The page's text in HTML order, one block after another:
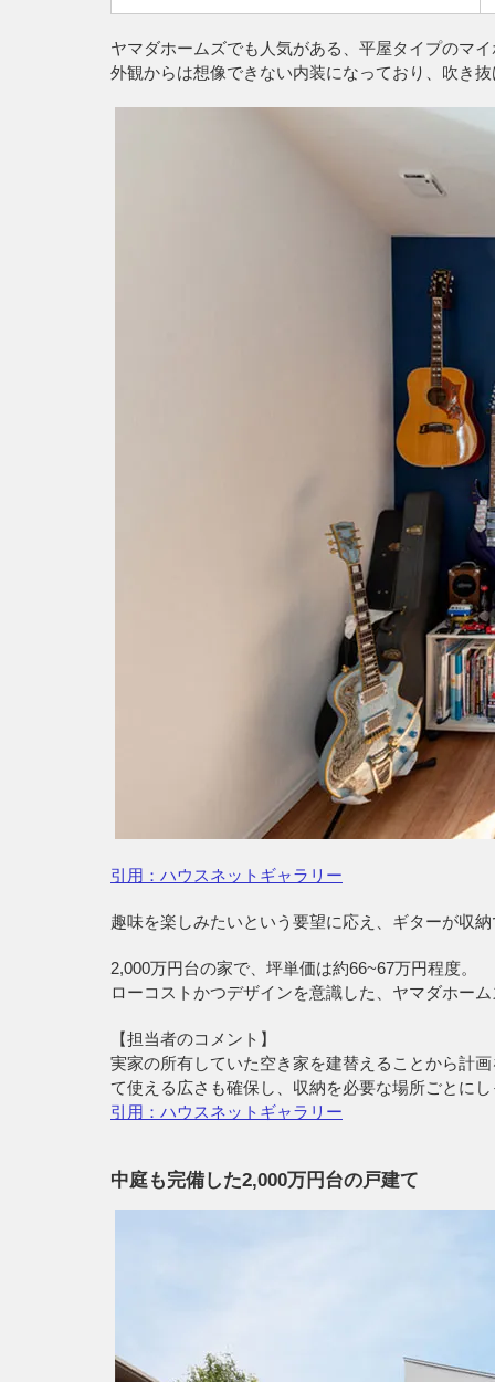
ヤマダホームズでも人気がある、平屋タイプのマ
外観からは想像できない内装になっており、吹き
引用：ハウスネットギャラリー
趣味を楽しみたいという要望に応え、ギターが収
2,000万円台の家で、坪単価は約66~67万円程度。
ローコストかつデザインを意識した、ヤマダホー
【担当者のコメント】
実家の所有していた空き家を建替えることから計
て使える広さも確保し、収納を必要な場所ごとに
引用：ハウスネットギャラリー
中庭も完備した2,000万円台の戸建て